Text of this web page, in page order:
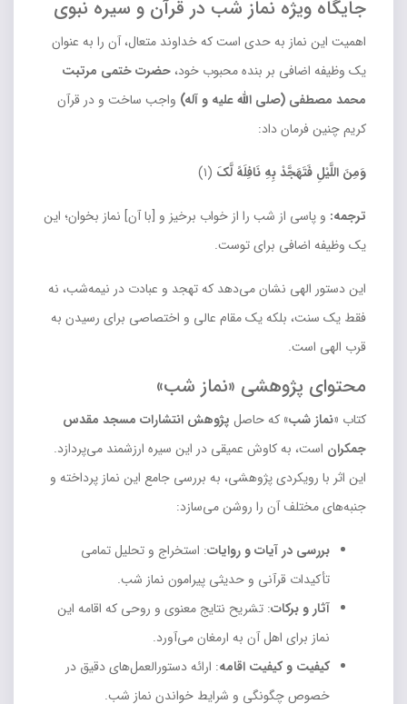
جایگاه ویژه نماز شب در قرآن و سیره نبوی
اهمیت این نماز به حدی است که خداوند متعال، آن را به عنوان
یک وظیفه اضافی بر بنده محبوب خود، حضرت ختمی مرتبت
محمد مصطفی (صلی الله علیه و آله) واجب ساخت و در قرآن
کریم چنین فرمان داد:
وَمِنَ اللَّیْلِ فَتَهَجَّدْ بِهِ نَافِلَهً لَّکَ (۱)
ترجمه: و پاسی از شب را از خواب برخیز و [با آن] نماز بخوان؛ این
یک وظیفه اضافی برای توست.
این دستور الهی نشان می‌دهد که تهجد و عبادت در نیمه‌شب، نه
فقط یک سنت، بلکه یک مقام عالی و اختصاصی برای رسیدن به
قرب الهی است.
محتوای پژوهشی «نماز شب»
کتاب «نماز شب» که حاصل پژوهش انتشارات مسجد مقدس
جمکران است، به کاوش عمیقی در این سیره ارزشمند می‌پردازد.
این اثر با رویکردی پژوهشی، به بررسی جامع این نماز پرداخته و
جنبه‌های مختلف آن را روشن می‌سازد:
بررسی در آیات و روایات: استخراج و تحلیل تمامی
تأکیدات قرآنی و حدیثی پیرامون نماز شب.
آثار و برکات: تشریح نتایج معنوی و روحی که اقامه این
نماز برای اهل آن به ارمغان می‌آورد.
کیفیت و کیفیت اقامه: ارائه دستورالعمل‌های دقیق در
خصوص چگونگی و شرایط خواندن نماز شب.